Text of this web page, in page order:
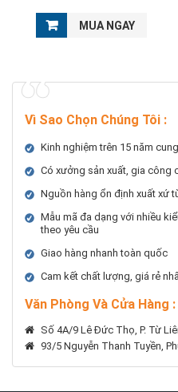
MUA NGAY
Vì Sao Chọn Chúng Tôi :
Kinh nghiệm trên 15 năm
Có xưởng sản xuất, gia công
Nguồn hàng ổn định xuất xứ
Mẫu mã đa dạng với nhiều
theo yêu cầu
Giao hàng nhanh toàn quốc
Cam kết chất lượng, giá rẻ
Văn Phòng Và Cửa Hàng :
Số 4A/9 Lê Đức Thọ, P. Từ
93/5 Nguyễn Thanh Tuyền,